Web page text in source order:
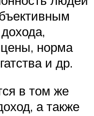
норма
и др.
в том же
а также